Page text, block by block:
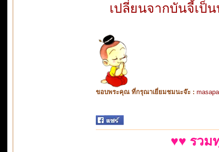
เปลี่ยนจากบันจี้เป็
ขอบพระคุณ ที่กรุณาเยี่ยมชมนะจ๊ะ :
♥♥ รวม